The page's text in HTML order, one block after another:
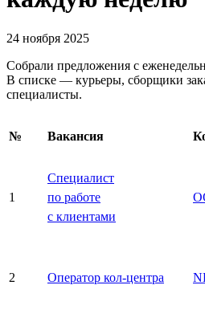
24 ноября 2025
Собрали предложения с
В списке — курьеры, сборщики
специалисты.
№ Вакансия
1
Специалист
по работе
с клиентами
2 Оператор кол-центра